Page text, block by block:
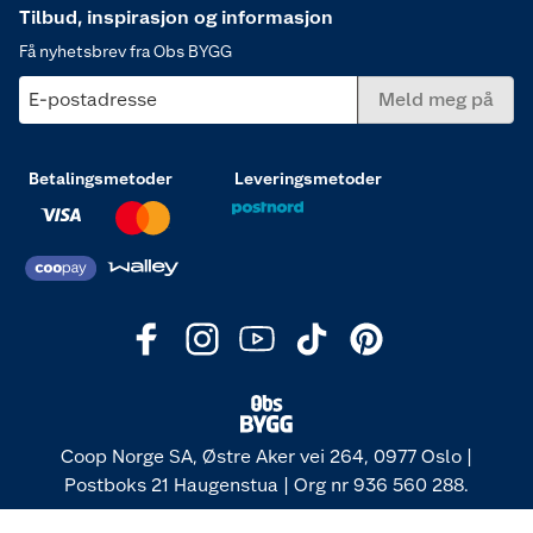
Tilbud, inspirasjon og informasjon
Få nyhetsbrev fra Obs BYGG
E-postadresse Meld meg på
Betalingsmetoder Leveringsmetoder
Coop Norge SA, Østre Aker vei 264, 0977 Oslo |
Postboks 21 Haugenstua | Org nr 936 560 288.